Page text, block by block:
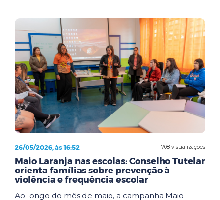
708 visualizações
26/05/2026, às 16:52
Maio Laranja nas escolas: Conselho Tutelar
orienta famílias sobre prevenção à
violência e frequência escolar
Ao longo do mês de maio, a campanha Maio